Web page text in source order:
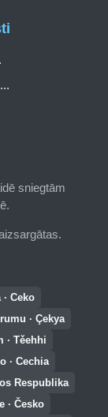
sniegtām
· Ceko
· Çekya
· Těehhi
· Cechia
Respublika
· Česko